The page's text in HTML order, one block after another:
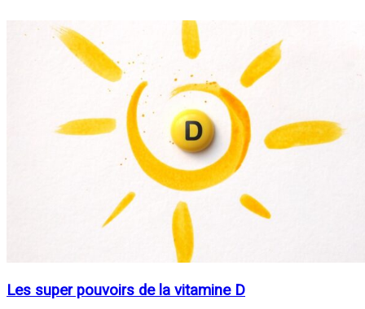
Les super pouvoirs de la vitamine D